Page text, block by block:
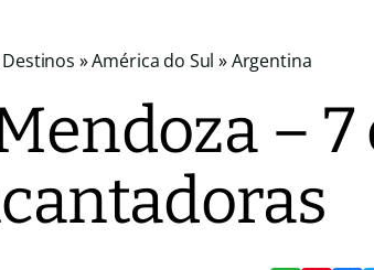
Destinos »América do Sul »Argentina
– 7